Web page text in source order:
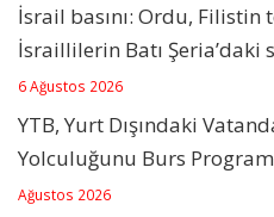
İsrail basını: Ordu, Filistin
İsraillilerin Batı Şeria’daki
6 Ağustos 2026
YTB, Yurt Dışındaki
Yolculuğunu Burs
Ağustos 2026